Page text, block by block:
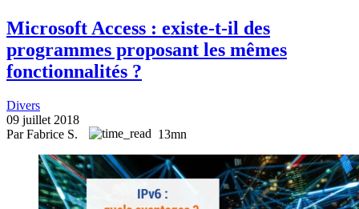
Microsoft Access : existe-t-il des
programmes proposant les mêmes
fonctionnalités ?
Divers
09 juillet 2018
Par Fabrice S.
13mn